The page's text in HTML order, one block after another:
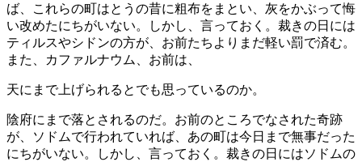
ば、これらの町はとうの昔に粗布をまとい、灰をかぶって悔
い改めたにちがいない。しかし、言っておく。裁きの日には
ティルスやシドンの方が、お前たちよりまだ軽い罰で済む。
また、カファルナウム、お前は、
天にまで上げられるとでも思っているのか。
陰府にまで落とされるのだ。お前のところでなされた奇跡
が、ソドムで行われていれば、あの町は今日まで無事だった
にちがいない。しかし、言っておく。裁きの日にはソドムの